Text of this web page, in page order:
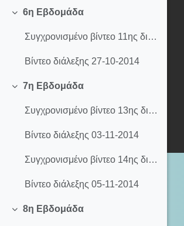
Σύμπτυξη
6η Εβδομάδα
Συγχρονισμένο βίντεο 11ης διάλεξης (27-10-2014)
Βίντεο διάλεξης 27-10-2014
Σύμπτυξη
7η Εβδομάδα
Συγχρονισμένο βίντεο 13ης διάλεξης (03-11-2014)
Βίντεο διάλεξης 03-11-2014
Συγχρονισμένο βίντεο 14ης διάλεξης (05-11-2014)
Βίντεο διάλεξης 05-11-2014
Σύμπτυξη
8η Εβδομάδα